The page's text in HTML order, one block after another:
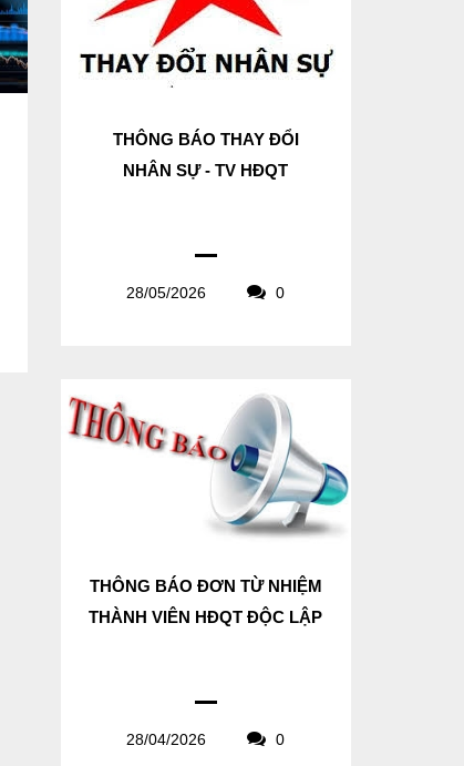
THÔNG BÁO THAY ĐỔI
NHÂN SỰ - TV HĐQT
28/05/2026 0
THÔNG BÁO ĐƠN TỪ NHIỆM
THÀNH VIÊN HĐQT ĐỘC LẬP
28/04/2026 0